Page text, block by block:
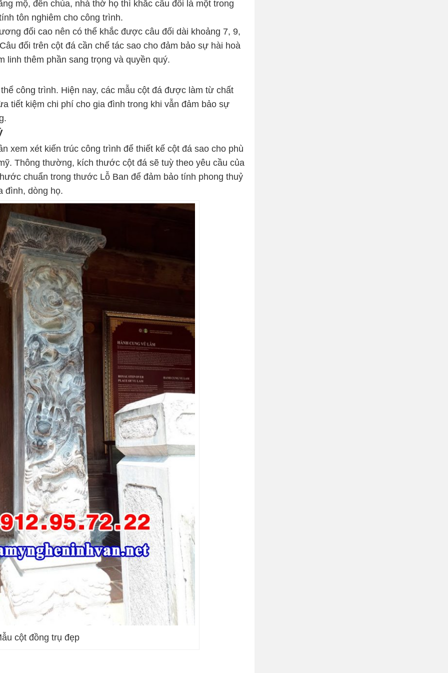
mộ, đền chùa, nhà thờ họ thì khắc câu đối là một trong
tôn nghiêm cho công trình.
đối cao nên có thể khắc được câu đối dài khoảng 7, 9,
đối trên cột đá cần chế tác sao cho đảm bảo sự hài hoà
linh thêm phần sang trọng và quyền quý.
công trình. Hiện nay, các mẫu cột đá được làm từ chất
tiết kiệm chi phí cho gia đình trong khi vẫn đảm bảo sự
xem xét kiến trúc công trình để thiết kế cột đá sao cho phù
Thông thường, kích thước cột đá sẽ tuỳ theo yêu cầu của
chuẩn trong thước Lỗ Ban để đảm bảo tính phong thuỷ
đình, dòng họ.
cột đồng trụ đẹp